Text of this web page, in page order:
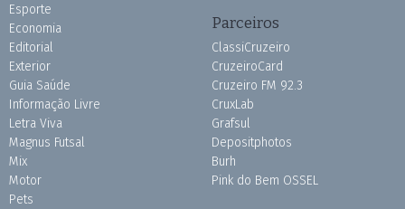
Esporte
Economia
Editorial
Exterior
Guia Saúde
Informação Livre
Letra Viva
Magnus Futsal
Mix
Motor
Pets
Parceiros
ClassiCruzeiro
CruzeiroCard
Cruzeiro FM 92.3
CruxLab
Grafsul
Depositphotos
Burh
Pink do Bem OSSEL